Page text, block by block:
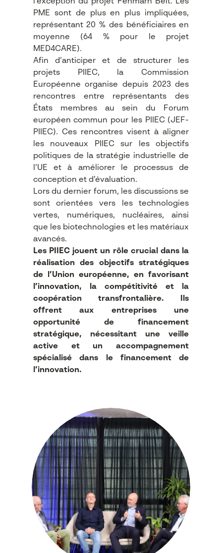
PME sont de plus en plus impliquées,
représentant 20 % des bénéficiaires en
moyenne (64 % pour le projet
MED4CARE).
Afin d’anticiper et de structurer les
projets PIIEC, la Commission
Européenne organise depuis 2023 des
rencontres entre représentants des
États membres au sein du Forum
européen commun pour les PIIEC (JEF-
PIIEC). Ces rencontres visent à aligner
les nouveaux PIIEC sur les objectifs
politiques de la stratégie industrielle de
l’UE et à améliorer le processus de
conception et d’évaluation.
Lors du dernier forum, les discussions se
sont orientées vers les technologies
vertes, numériques, nucléaires, ainsi
que les biotechnologies et les matériaux
avancés.
Les PIIEC jouent un rôle crucial dans la
réalisation des objectifs stratégiques
de l’Union européenne, en favorisant
l’innovation, la compétitivité et la
coopération transfrontalière. Ils
offrent aux entreprises une
opportunité de financement
stratégique, nécessitant une veille
active et un accompagnement
spécialisé dans le financement de
l’innovation.